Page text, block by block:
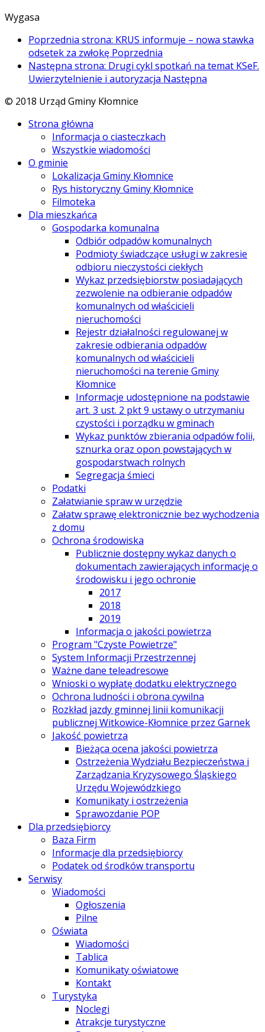
Wygasa
Poprzednia strona: KRUS informuje – nowa stawka
odsetek za zwłokę Poprzednia
Następna strona: Drugi cykl spotkań na temat KSeF.
Uwierzytelnienie i autoryzacja Następna
© 2018 Urząd Gminy Kłomnice
Strona główna
Informacja o ciasteczkach
Wszystkie wiadomości
O gminie
Lokalizacja Gminy Kłomnice
Rys historyczny Gminy Kłomnice
Filmoteka
Dla mieszkańca
Gospodarka komunalna
Odbiór odpadów komunalnych
Podmioty świadczące usługi w zakresie
odbioru nieczystości ciekłych
Wykaz przedsiębiorstw posiadających
zezwolenie na odbieranie odpadów
komunalnych od właścicieli
nieruchomości
Rejestr działalności regulowanej w
zakresie odbierania odpadów
komunalnych od właścicieli
nieruchomości na terenie Gminy
Kłomnice
Informacje udostępnione na podstawie
art. 3 ust. 2 pkt 9 ustawy o utrzymaniu
czystości i porządku w gminach
Wykaz punktów zbierania odpadów folii,
sznurka oraz opon powstających w
gospodarstwach rolnych
Segregacja śmieci
Podatki
Załatwianie spraw w urzędzie
Załatw sprawę elektronicznie bez wychodzenia
z domu
Ochrona środowiska
Publicznie dostępny wykaz danych o
dokumentach zawierających informację o
środowisku i jego ochronie
2017
2018
2019
Informacja o jakości powietrza
Program "Czyste Powietrze"
System Informacji Przestrzennej
Ważne dane teleadresowe
Wnioski o wypłatę dodatku elektrycznego
Ochrona ludności i obrona cywilna
Rozkład jazdy gminnej linii komunikacji
publicznej Witkowice-Kłomnice przez Garnek
Jakość powietrza
Bieżąca ocena jakości powietrza
Ostrzeżenia Wydziału Bezpieczeństwa i
Zarządzania Kryzysowego Śląskiego
Urzędu Wojewódzkiego
Komunikaty i ostrzeżenia
Sprawozdanie POP
Dla przedsiębiorcy
Baza Firm
Informacje dla przedsiębiorcy
Podatek od środków transportu
Serwisy
Wiadomości
Ogłoszenia
Pilne
Oświata
Wiadomości
Tablica
Komunikaty oświatowe
Kontakt
Turystyka
Noclegi
Atrakcje turystyczne